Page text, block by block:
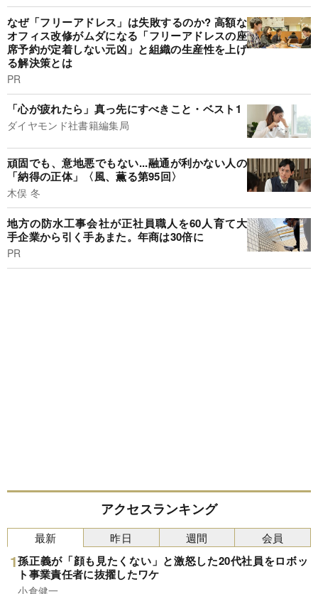
なぜ「フリーアドレス」は失敗するのか? 高額な
オフィス改修がムダになる「フリーアドレスの座
席予約が定着しない元凶」と組織の生産性を上げ
る解決策とは
PR
「心が疲れたら」真っ先にすべきこと・ベスト1
ダイヤモンド社書籍編集局
頑固でも、意地悪でもない...融通が利かない人の
「納得の正体」〈風、薫る第95回〉
木俣 冬
地方の防水工事会社が正社員職人を60人育て大
手企業から引く手あまた。年商は30倍に
PR
アクセスランキング
最新
孫正義が「顔も見たくない」と激怒した20代社員をロボッ
ト事業責任者に抜擢したワケ
小倉健一
昨日 週間 会員